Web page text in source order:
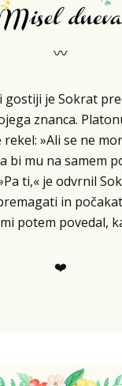
〰
gostiji je Sokrat
znanca.
rekel: »Ali se ne
bi mu na samem
ti,« je odvrnil
in
potem povedal,
❤️